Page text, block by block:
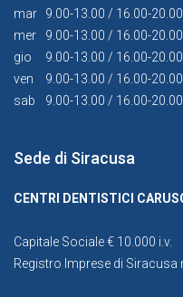
mar
9.00-13.00 / 16.00-20.00
mer
9.00-13.00 / 16.00-20.00
gio
9.00-13.00 / 16.00-20.00
ven
9.00-13.00 / 16.00-20.00
sab
9.00-13.00 / 16.00-20.00
Sede di Siracusa
CENTRI DENTISTICI
Capitale Sociale € 10.000 i.v.
Registro Imprese di Siracusa